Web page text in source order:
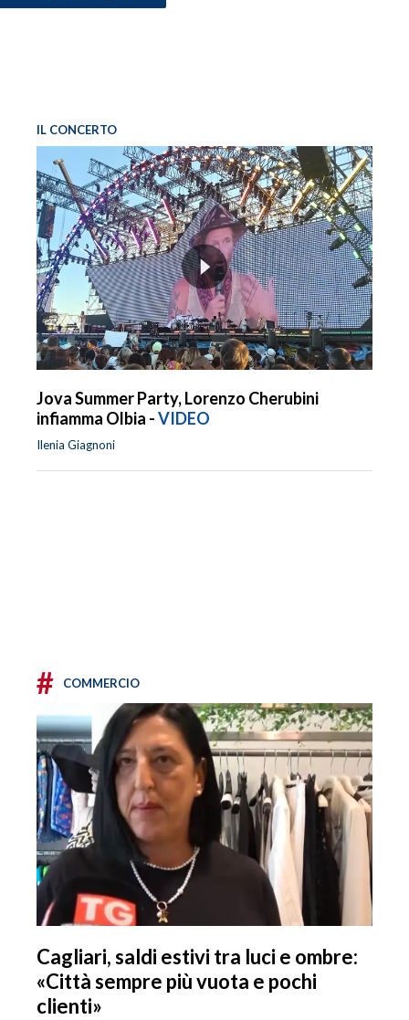
IL CONCERTO
Jova Summer Party, Lorenzo Cherubini
infiamma Olbia -VIDEO
Ilenia Giagnoni
# COMMERCIO
Cagliari, saldi estivi tra luci e ombre:
«Città sempre più vuota e pochi
clienti»